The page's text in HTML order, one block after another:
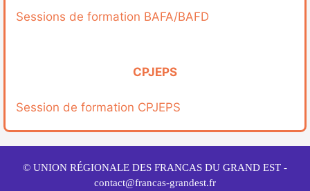
Sessions de formation BAFA/BAFD
CPJEPS
Session de formation CPJEPS
© UNION RÉGIONALE DES FRANCAS DU GRAND EST -
contact@francas-grandest.fr